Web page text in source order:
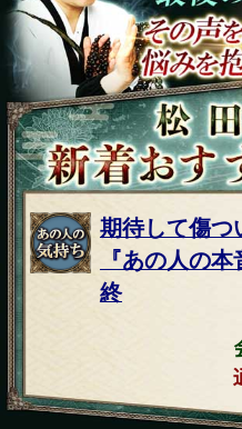
期待して傷
『あの人の
終